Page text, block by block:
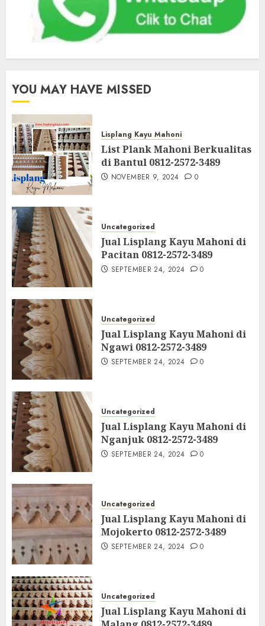
YOU MAY HAVE MISSED
Lisplang Kayu Mahoni
List Plank Mahoni Berkualitas
di Bantul 0812-2572-3489
NOVEMBER 9, 2024 0
Uncategorized
Jual Lisplang Kayu Mahoni di
Pacitan 0812-2572-3489
SEPTEMBER 24, 2024 0
Uncategorized
Jual Lisplang Kayu Mahoni di
Ngawi 0812-2572-3489
SEPTEMBER 24, 2024 0
Uncategorized
Jual Lisplang Kayu Mahoni di
Nganjuk 0812-2572-3489
SEPTEMBER 24, 2024 0
Uncategorized
Jual Lisplang Kayu Mahoni di
Mojokerto 0812-2572-3489
SEPTEMBER 24, 2024 0
Uncategorized
Jual Lisplang Kayu Mahoni di